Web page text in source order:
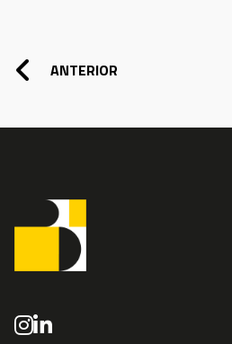
NAVEGACIÓN DE
ANTERIOR